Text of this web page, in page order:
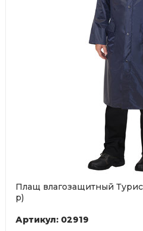
Плащ влагозащитный
р)
Артикул: 02919